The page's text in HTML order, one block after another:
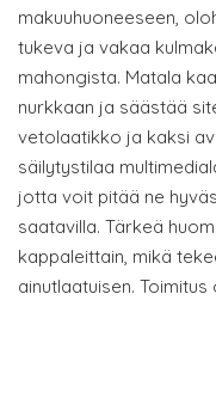
makuuhuoneeseen,
tukeva ja vakaa
mahongista. Matala
nurkkaan ja säästää
vetolaatikko ja kaksi
säilytystilaa
jotta voit pitää ne
saatavilla. Tärkeä
kappaleittain, mikä
ainutlaatuisen.